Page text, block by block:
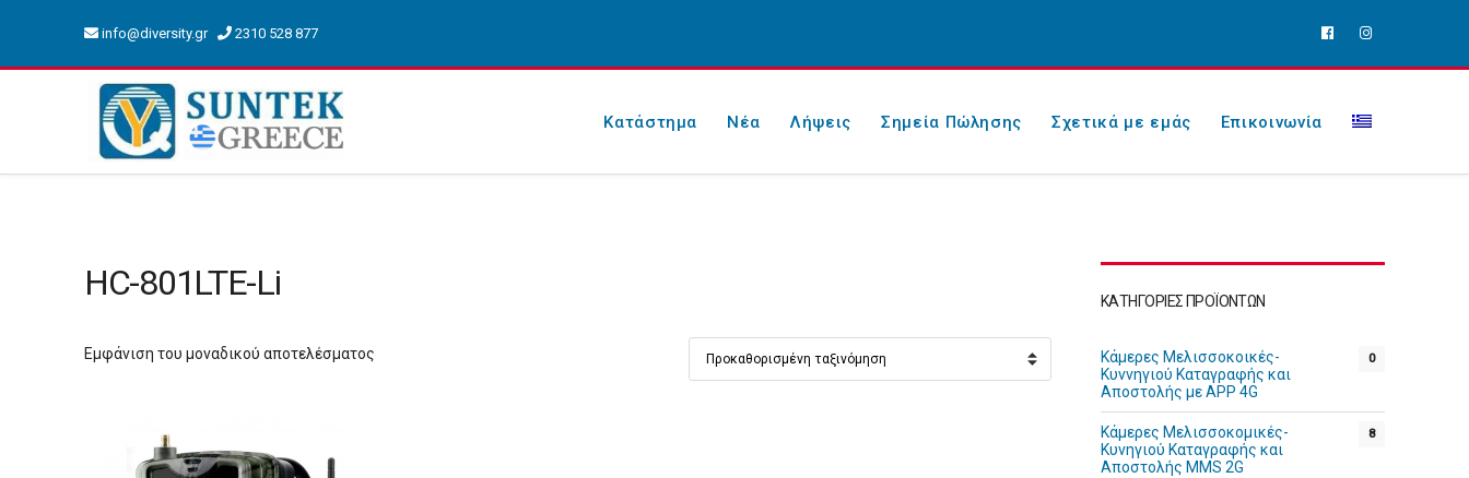
info@diversity.gr 2310 528 877
Κατάστημα Νέα Λήψεις Σημεία Πώλησης Σχετικά με εμάς Επικοινωνία
HC-801LTE-Li
Εμφάνιση του μοναδικού αποτελέσματος
ΚΑΤΗΓΟΡΊΕΣ ΠΡΟΪΌΝΤΩΝ
Κάμερες Μελισσοκοικές-
Κυννηγιού Καταγραφής και
Αποστολής με APP 4G
0
Κάμερες Μελισσοκομικές-
Κυνηγιού Καταγραφής και
Αποστολής MMS 2G
8